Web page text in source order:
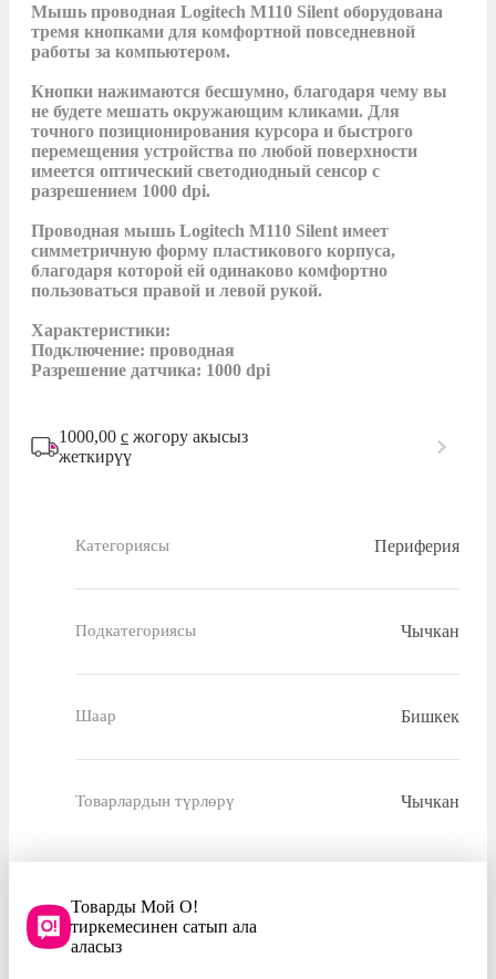
Мышь проводная Logitech M110 Silent оборудована
тремя кнопками для комфортной повседневной
работы за компьютером.
Кнопки нажимаются бесшумно, благодаря чему вы
не будете мешать окружающим кликами. Для
точного позиционирования курсора и быстрого
перемещения устройства по любой поверхности
имеется оптический светодиодный сенсор с
разрешением 1000 dpi.
Проводная мышь Logitech M110 Silent имеет
симметричную форму пластикового корпуса,
благодаря которой ей одинаково комфортно
пользоваться правой и левой рукой.
Характеристики:
Подключение: проводная
Разрешение датчика: 1000 dpi
1000,00 с жогору акысыз
жеткирүү
Категориясы Периферия
Подкатегориясы Чычкан
Шаар Бишкек
Товарлардын түрлөрү Чычкан
Товарды Мой О!
тиркемесинен сатып ала
аласыз